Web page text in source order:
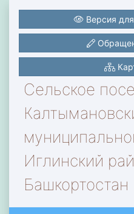
Сельское
Иглинский
Башкортостан
Версия